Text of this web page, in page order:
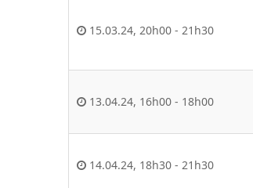
15.03.24, 20h00 - 21h30
13.04.24, 16h00 - 18h00
14.04.24, 18h30 - 21h30